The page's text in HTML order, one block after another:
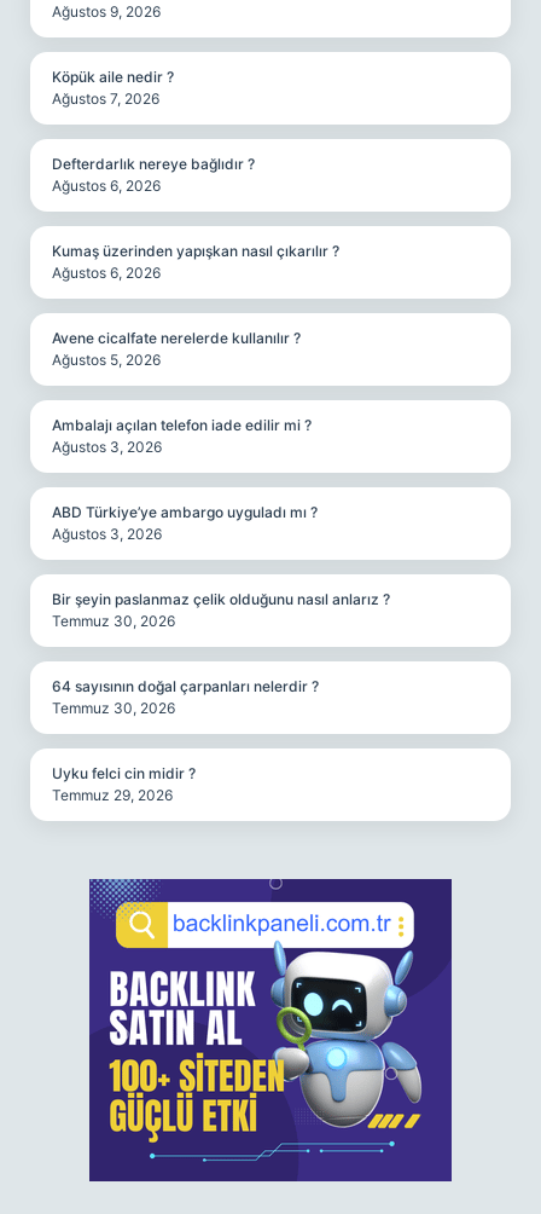
Ağustos 9, 2026
Köpük aile nedir ?
Ağustos 7, 2026
Defterdarlık nereye bağlıdır ?
Ağustos 6, 2026
Kumaş üzerinden yapışkan nasıl çıkarılır ?
Ağustos 6, 2026
Avene cicalfate nerelerde kullanılır ?
Ağustos 5, 2026
Ambalajı açılan telefon iade edilir mi ?
Ağustos 3, 2026
ABD Türkiye’ye ambargo uyguladı mı ?
Ağustos 3, 2026
Bir şeyin paslanmaz çelik olduğunu nasıl anlarız ?
Temmuz 30, 2026
64 sayısının doğal çarpanları nelerdir ?
Temmuz 30, 2026
Uyku felci cin midir ?
Temmuz 29, 2026